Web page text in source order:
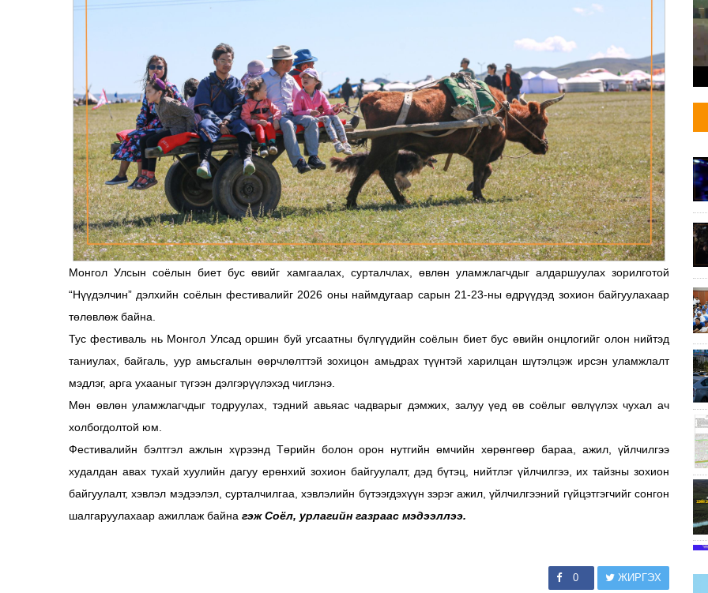
Монгол Улсын соёлын биет бус өвийг хамгаалах, сурталчлах, өвлөн уламжлагчдыг алдаршуулах зорилготой
“Нүүдэлчин” дэлхийн соёлын фестивалийг 2026 оны наймдугаар сарын 21-23-ны өдрүүдэд зохион байгуулахаар
төлөвлөж байна.
Тус фестиваль нь Монгол Улсад оршин буй угсаатны бүлгүүдийн соёлын биет бус өвийн онцлогийг олон нийтэд
таниулах, байгаль, уур амьсгалын өөрчлөлттэй зохицон амьдрах түүнтэй харилцан шүтэлцэж ирсэн уламжлалт
мэдлэг, арга ухааныг түгээн дэлгэрүүлэхэд чиглэнэ.
Мөн өвлөн уламжлагчдыг тодруулах, тэдний авьяас чадварыг дэмжих, залуу үед өв соёлыг өвлүүлэх чухал ач
холбогдолтой юм.
Фестивалийн бэлтгэл ажлын хүрээнд Төрийн болон орон нутгийн өмчийн хөрөнгөөр бараа, ажил, үйлчилгээ
худалдан авах тухай хуулийн дагуу ерөнхий зохион байгуулалт, дэд бүтэц, нийтлэг үйлчилгээ, их тайзны зохион
байгуулалт, хэвлэл мэдээлэл, сурталчилгаа, хэвлэлийн бүтээгдэхүүн зэрэг ажил, үйлчилгээний гүйцэтгэгчийг сонгон
шалгаруулахаар ажиллаж байна гэж Соёл, урлагийн газраас мэдээллээ.
0 ЖИРГЭХ